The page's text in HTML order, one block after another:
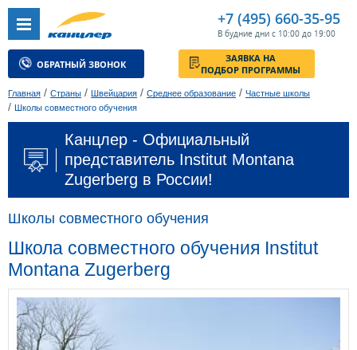
+7 (495) 660-35-95
В будние дни с 10:00 до 19:00
ОБРАТНЫЙ ЗВОНОК
ЗАЯВКА НА
ПОДБОР ПРОГРАММЫ
Главная / Страны / Швейцария / Среднее образование / Частные школы
/ Школы совместного обучения
Канцлер - Официальный
представитель Institut Montana
Zugerberg в России!
Школы совместного обучения
Школа совместного обучения Institut
Montana Zugerberg